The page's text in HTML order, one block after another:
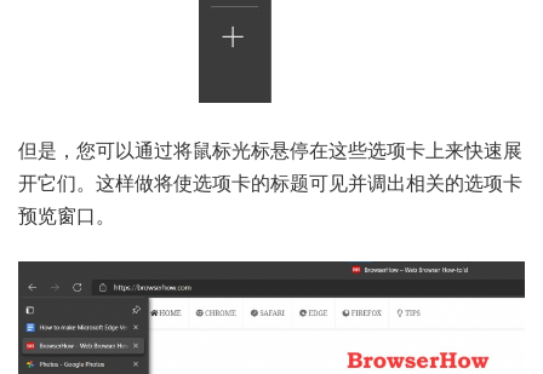
但是，您可以通过将鼠标光标悬停在这些选项卡上来快速展
开它们。这样做将使选项卡的标题可见并调出相关的选项卡
预览窗口。